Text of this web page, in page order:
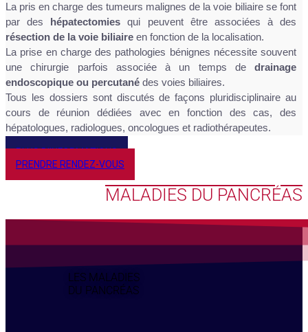
La pris en charge des tumeurs malignes de la voie biliaire se font
par des hépatectomies qui peuvent être associées à des
résection de la voie biliaire en fonction de la localisation.
La prise en charge des pathologies bénignes nécessite souvent
une chirurgie parfois associée à un temps de drainage
endoscopique ou percutané des voies biliaires.
Tous les dossiers sont discutés de façons pluridisciplinaire au
cours de réunion dédiées avec en fonction des cas, des
hépatologues, radiologues, oncologues et radiothérapeutes.
PLUS D'INFORMATIONS
PRENDRE RENDEZ-VOUS
MALADIES DU PANCRÉAS
LES MALADIES
DU PANCRÉAS